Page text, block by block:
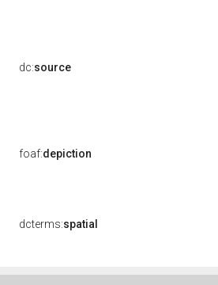
dc:source
foaf:depiction
dcterms:spatial